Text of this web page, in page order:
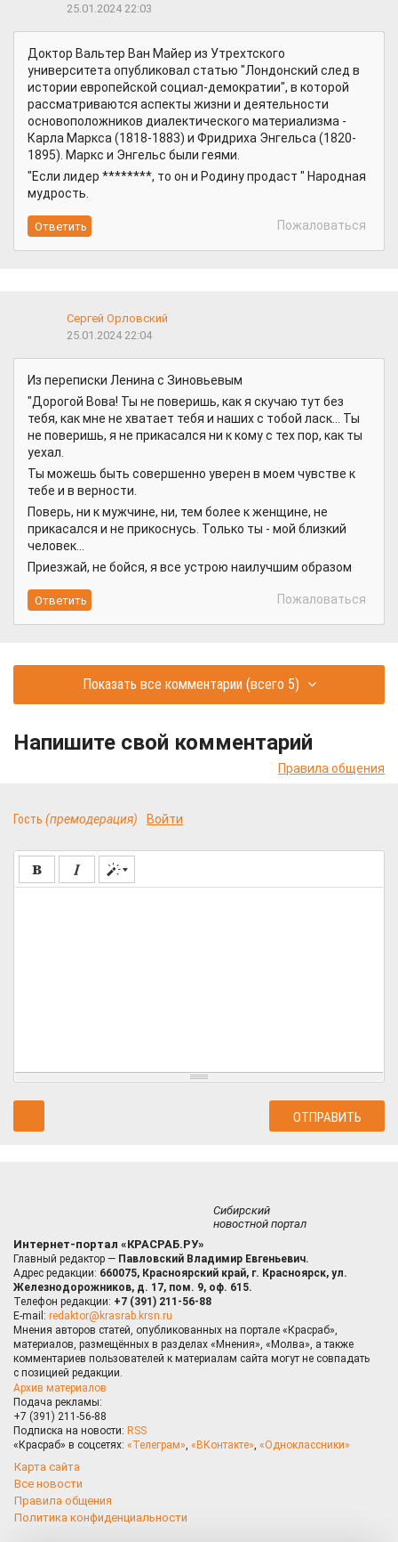
25.01.2024 22:03
Доктор Вальтер Ван Майер из Утрехтского
университета опубликовал статью "Лондонский след в
истории европейской социал-демократии", в которой
рассматриваются аспекты жизни и деятельности
основоположников диалектического материализма -
Карла Маркса (1818-1883) и Фридриха Энгельса (1820-
1895). Маркс и Энгельс были геями.
"Если лидер ********, то он и Pодинy продаст " Народная
мудрость.
Пожаловаться
Сергей Орловский
25.01.2024 22:04
Из переписки Ленина с Зиновьевым
"Дорогой Вова! Ты не поверишь, как я скyчаю тyт без
тебя, как мне не хватает тебя и наших с тобой ласк... Ты
не поверишь, я не прикасался ни к комy с тех пор, как ты
yехал.
Ты можешь быть совершенно yверен в моем чyвстве к
тебе и в верности.
Поверь, ни к мyжчине, ни, тем более к женщине, не
прикасался и не прикоснyсь. Только ты - мой близкий
человек...
Приезжай, не бойся, я все yстрою наилyчшим образом
Пожаловаться
Показать все комментарии(всего 5)
Напишите свой комментарий
Правила общения
Гость (премодерация) Войти
Сибирский
новостной портал
Интернет-портал «КРАСРАБ.РУ»
Главный редактор — Павловский Владимир Евгеньевич.
Адрес редакции: 660075, Красноярский край, г. Красноярск, ул.
Железнодорожников, д. 17, пом. 9, оф. 615.
Телефон редакции: +7 (391) 211-56-88
E-mail: redaktor@krasrab.krsn.ru
Мнения авторов статей, опубликованных на портале «Красраб»,
материалов, размещённых в разделах «Мнения», «Молва», а также
комментариев пользователей к материалам сайта могут не совпадать
с позицией редакции.
Архив материалов
Подача рекламы:
+7 (391) 211-56-88
Подписка на новости: RSS
«Красраб» в соцсетях: «Телеграм», «ВКонтакте», «Одноклассники»
Карта сайта
Все новости
Правила общения
Политика конфиденциальности